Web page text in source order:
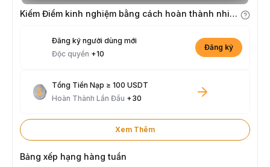
Kiếm Điểm kinh nghiệm bằng cách hoàn thành nhiệm vụ
Đăng ký người dùng mới
Độc quyền +10
Đăng ký
Tổng Tiền Nạp ≥ 100 USDT
Hoàn Thành Lần Đầu +30
Xem Thêm
Bảng xếp hạng hàng tuần